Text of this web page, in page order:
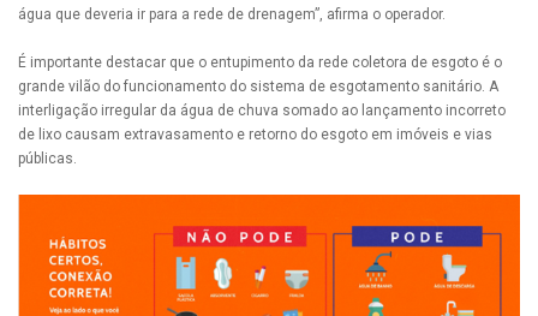
água que deveria ir para a rede de drenagem”, afirma o operador.
É importante destacar que o entupimento da rede coletora de esgoto é o
grande vilão do funcionamento do sistema de esgotamento sanitário. A
interligação irregular da água de chuva somado ao lançamento incorreto
de lixo causam extravasamento e retorno do esgoto em imóveis e vias
públicas.